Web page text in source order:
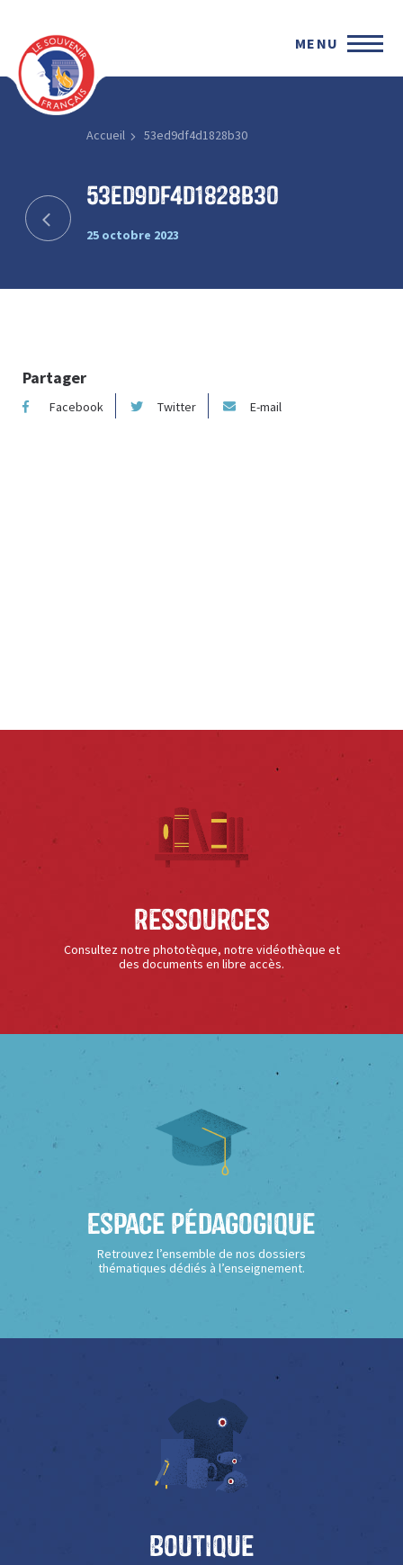
MENU
Accueil 53ed9df4d1828b30
53ed9df4d1828b30
25 octobre 2023
Partager
Facebook Twitter E-mail
Ressources
Consultez notre phototèque, notre vidéothèque et
des documents en libre accès.
Espace Pédagogique
Retrouvez l’ensemble de nos dossiers
thématiques dédiés à l’enseignement.
Boutique